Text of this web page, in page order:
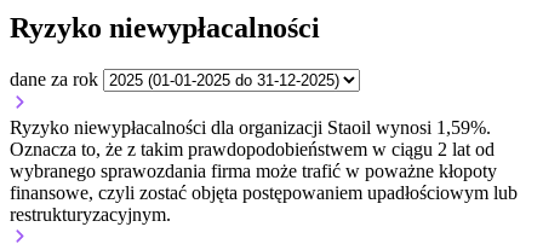
Ryzyko niewypłacalności
dane za rok
Ryzyko niewypłacalności dla organizacji Staoil wynosi 1,59%.
Oznacza to, że z takim prawdopodobieństwem w ciągu 2 lat od
wybranego sprawozdania firma może trafić w poważne kłopoty
finansowe, czyli zostać objęta postępowaniem upadłościowym lub
restrukturyzacyjnym.